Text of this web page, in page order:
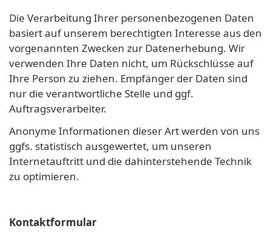
Die Verarbeitung Ihrer personenbezogenen Daten
basiert auf unserem berechtigten Interesse aus den
vorgenannten Zwecken zur Datenerhebung. Wir
verwenden Ihre Daten nicht, um Rückschlüsse auf
Ihre Person zu ziehen. Empfänger der Daten sind
nur die verantwortliche Stelle und ggf.
Auftragsverarbeiter.
Anonyme Informationen dieser Art werden von uns
ggfs. statistisch ausgewertet, um unseren
Internetauftritt und die dahinterstehende Technik
zu optimieren.
Kontaktformular